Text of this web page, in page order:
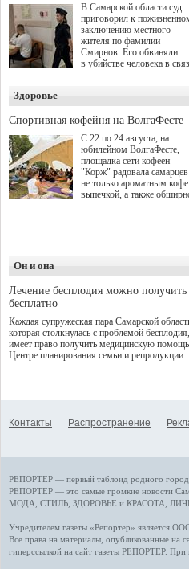
В Самарской области суд
приговорил к
заключению местного
жителя по фамилии
Смирнов. Его обвиняли
в убийстве человека в
Здоровье
Спортивная кофейня на ВолгаФесте
С 22 по 24 августа, на
юбилейном ВолгаФесте,
площадка сети кофеен
"Корж" радовала самарцев
не только ароматным
выпечкой, а также
Он и она
Лечение бесплодия можно получить
бесплатно
Каждая супружеская пара Самарской
которая столкнулась с проблемой бесплодия,
имеет право получить медицинскую
Центре планирования семьи и репродукции.
Контакты Распространение
РЕПОРТЕР — первый таблоид родного
РЕПОРТЕР — это самые громкие новости
МОДА, СТИЛЬ ЗДОРОВЬЕ и КРАСОТА
Учредителем газеты «Репортер» является
Все права на материалы, опубликованные на
гиперссылкой на сайт газеты РЕПОРТЕР.